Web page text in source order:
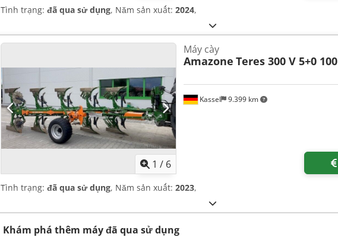
Tình trạng: đã qua sử dụng, Năm sản xuất: 2024,
1 / 6
Kassel 9.399 km
Máy cày
Amazone Teres 300 V 5+0 100
Tình trạng: đã qua sử dụng, Năm sản xuất: 2023,
Khám phá thêm máy đã qua sử dụng